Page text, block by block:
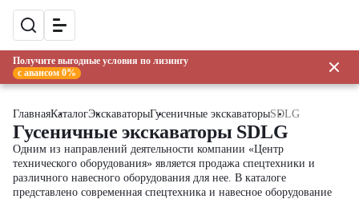
Получите выгодные условия по лизингу
с авансом 0%
ГлавнаяКаталогЭкскаваторыГусеничные экскаваторыSDLG
Гусеничные экскаваторы SDLG
Одним из направлений деятельности компании «Центр
технического оборудования» является продажа спецтехники и
различного навесного оборудования для нее. В каталоге
представлено современная спецтехника и навесное оборудование